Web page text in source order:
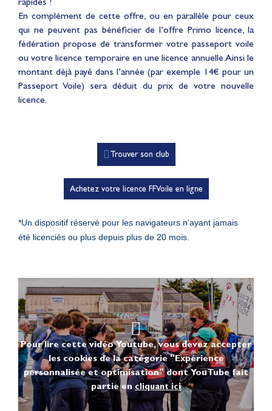
En complément de cette offre, ou en parallèle pour ceux
qui ne peuvent pas bénéficier de l’offre Primo licence, la
fédération propose de transformer votre passeport voile
ou votre licence temporaire en une licence annuelle. Ainsi le
montant déjà payé dans l’année (par exemple 14€ pour un
Passeport Voile) sera déduit du prix de votre nouvelle
licence.
Trouver son club
Achetez votre licence FFVoile en ligne
*Un dispositif réservé pour les navigateurs n’ayant jamais
été licenciés ou plus depuis plus de 20 mois.
Pour lire cette vidéo Youtube, vous devez accepter
les cookies de la catégorie "Expérience
personnalisée et optimisation" dont YouTube fait
partie en cliquant ici